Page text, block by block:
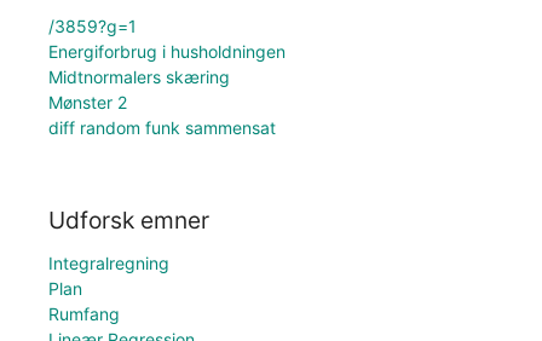
/3859?g=1
Energiforbrug i husholdningen
Midtnormalers skæring
Mønster 2
diff random funk sammensat
Udforsk emner
Integralregning
Plan
Rumfang